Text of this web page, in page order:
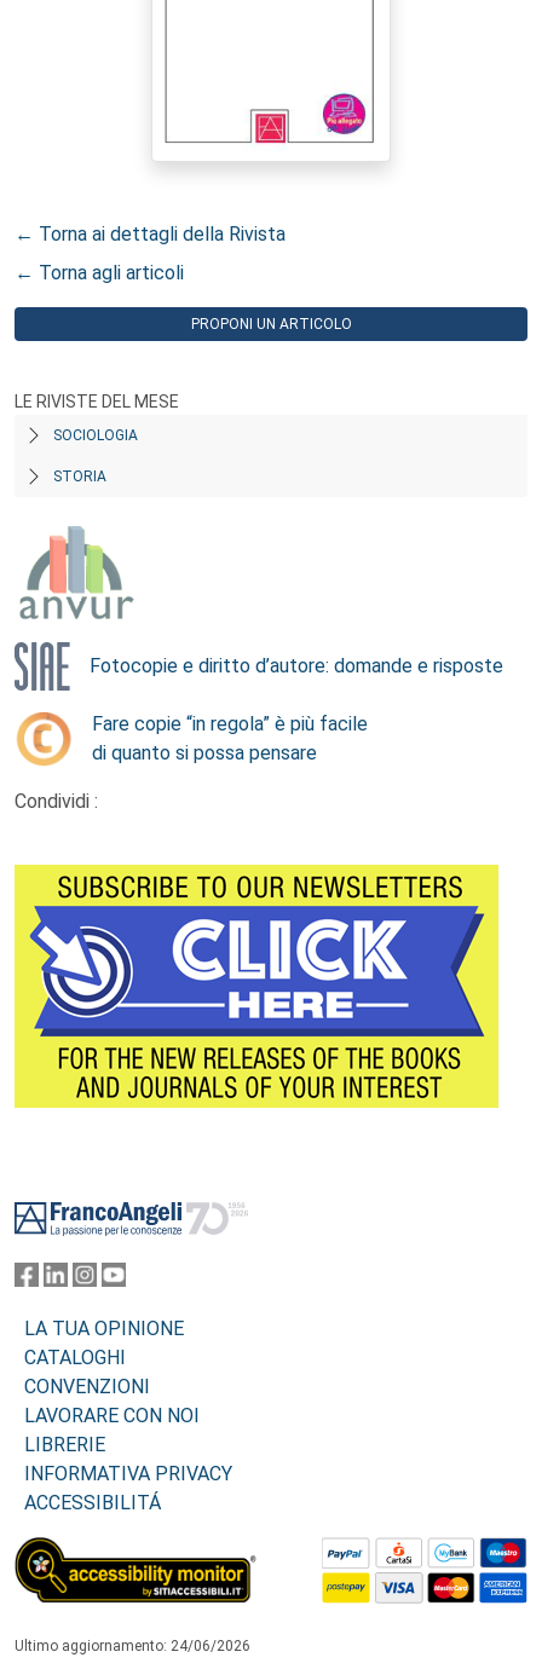
← Torna ai dettagli della Rivista
← Torna agli articoli
PROPONI UN ARTICOLO
LE RIVISTE DEL MESE
SOCIOLOGIA
STORIA
Fotocopie e diritto d’autore: domande e risposte
Fare copie “in regola” è più facile
di quanto si possa pensare
Condividi :
LA TUA OPINIONE
CATALOGHI
CONVENZIONI
LAVORARE CON NOI
LIBRERIE
INFORMATIVA PRIVACY
ACCESSIBILITÁ
Ultimo aggiornamento: 24/06/2026